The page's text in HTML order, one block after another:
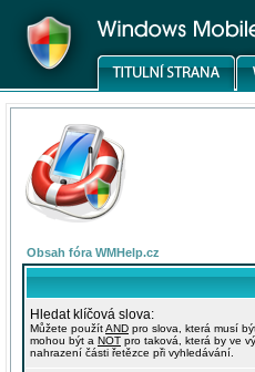
Obsah fóra WMHelp.cz
Hledat klíčová slova:
Můžete použítAND pro slova, která musí
mohou být a NOT pro taková, která by ve
nahrazení části řetězce při vyhledávání.